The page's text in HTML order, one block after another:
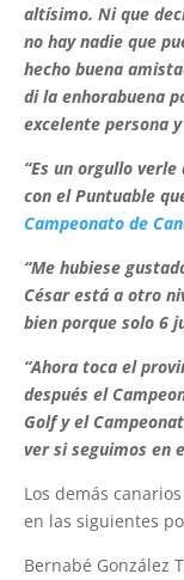
altísimo. Ni que
no hay nadie que
hecho buena
di la enhorabuena
excelente persona
“Es un orgullo
con el Puntuable
Campeonato de
“Me hubiese
César está a otro
bien porque solo 6
“Ahora toca el
después el
Golf y el
ver si seguimos en
Los demás
en las siguientes
Bernabé González